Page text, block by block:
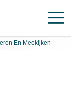
En Meekijken